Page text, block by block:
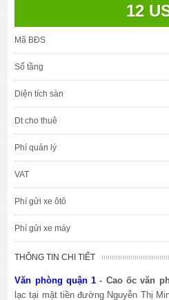
12
Mã BĐS
Số tầng
Diện tích sàn
Dt cho thuê
Phí quản lý
VAT
Phí gửi xe ôtô
Phí gửi xe máy
THÔNG TIN CHI TIẾT
Văn phòng quận 1 - Cao ốc văn
lạc tại mặt tiền đường Nguyễn Thị